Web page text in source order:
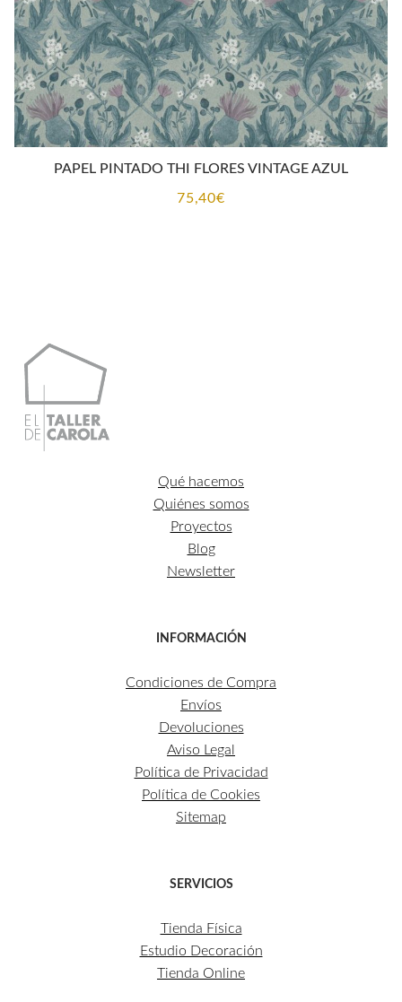
PAPEL PINTADO THI FLORES VINTAGE AZUL
75,40€
Qué hacemos
Quiénes somos
Proyectos
Blog
Newsletter
INFORMACIÓN
Condiciones de Compra
Envíos
Devoluciones
Aviso Legal
Política de Privacidad
Política de Cookies
Sitemap
SERVICIOS
Tienda Física
Estudio Decoración
Tienda Online